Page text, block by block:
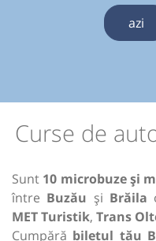
azi
Curse de
Sunt 10 microbuze și
între Buzău și Brăila
MET Turistik, Trans
Cumpără biletul tău